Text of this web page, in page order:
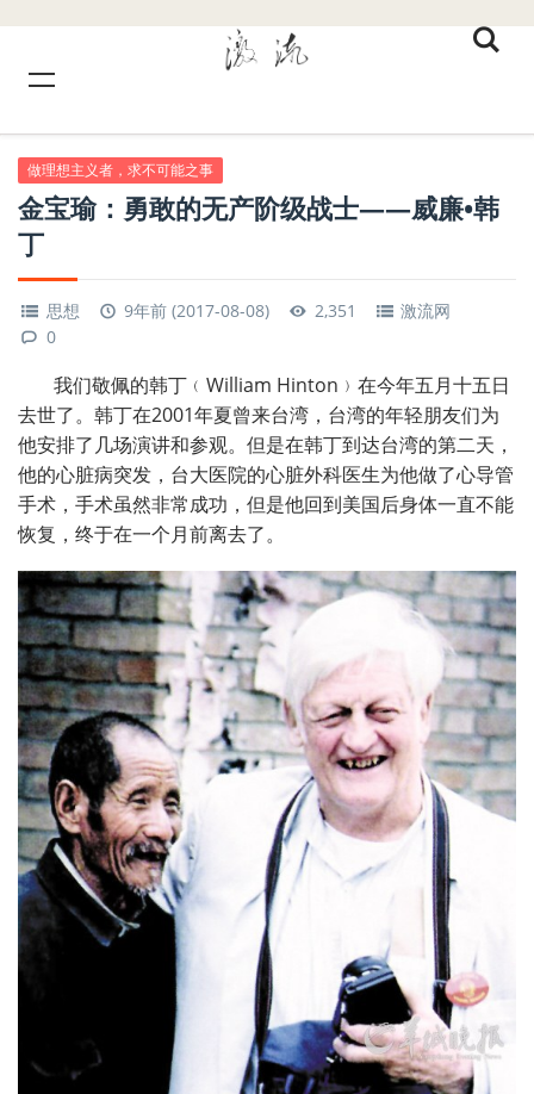
做理想主义者，求不可能之事
金宝瑜：勇敢的无产阶级战士——威廉•韩
丁
思想 9年前 (2017-08-08) 2,351
激流网
0
我们敬佩的韩丁﹙ William Hinton ﹚在今年五月十五日
去世了。韩丁在2001年夏曾来台湾，台湾的年轻朋友们为
他安排了几场演讲和参观。但是在韩丁到达台湾的第二天，
他的心脏病突发，台大医院的心脏外科医生为他做了心导管
手术，手术虽然非常成功，但是他回到美国后身体一直不能
恢复，终于在一个月前离去了。